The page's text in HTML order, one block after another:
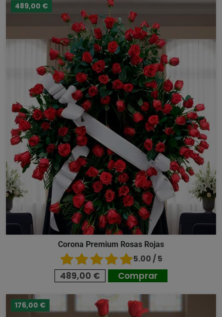
489,00 €
Corona Premium Rosas Rojas
5.00 / 5
489,00 € Comprar
176,00 €